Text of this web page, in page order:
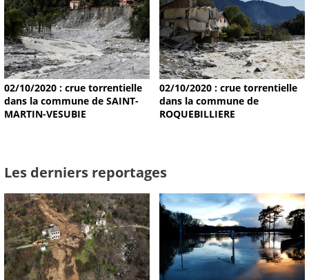
02/10/2020 : crue torrentielle
dans la commune de SAINT-
MARTIN-VESUBIE
02/10/2020 : crue torrentielle
dans la commune de
ROQUEBILLIERE
Les derniers reportages